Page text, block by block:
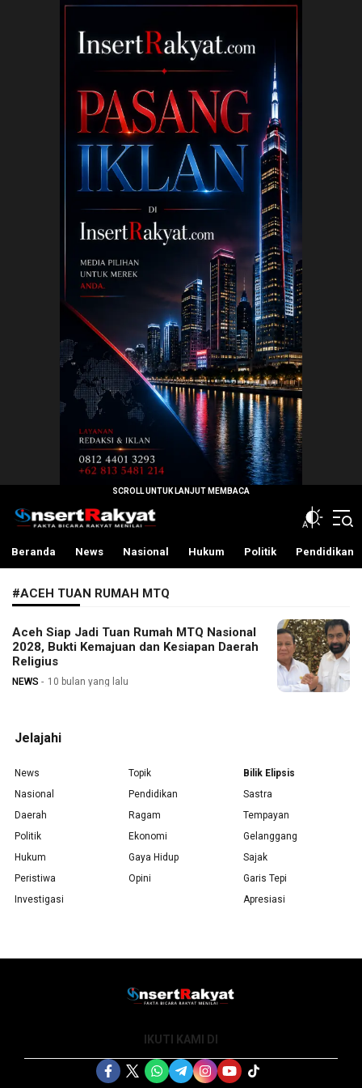
InsertRakyat.com
Fakta Bicara Rakyat Menilai
Beranda News Nasional Hukum Politik Pendidikan
#ACEH TUAN RUMAH MTQ
Aceh Siap Jadi Tuan Rumah MTQ Nasional
2028, Bukti Kemajuan dan Kesiapan Daerah
Religius
NEWS 10 bulan yang lalu
Jelajahi
News
Nasional
Daerah
Politik
Hukum
Peristiwa
Investigasi
Topik
Pendidikan
Ragam
Ekonomi
Gaya Hidup
Opini
Bilik Elipsis
Sastra
Tempayan
Gelanggang
Sajak
Garis Tepi
Apresiasi
IKUTI KAMI DI